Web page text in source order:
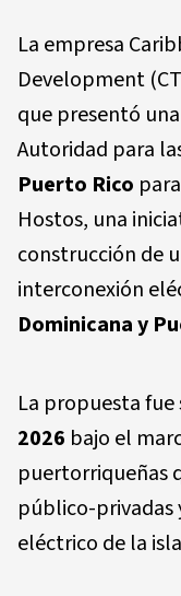
La empresa
Development
que presentó
Autoridad para
Puerto Rico
Hostos, una
construcción de
interconexión
Dominicana y
La propuesta
2026 bajo el
puertorriqueñas
público-privadas
eléctrico de la